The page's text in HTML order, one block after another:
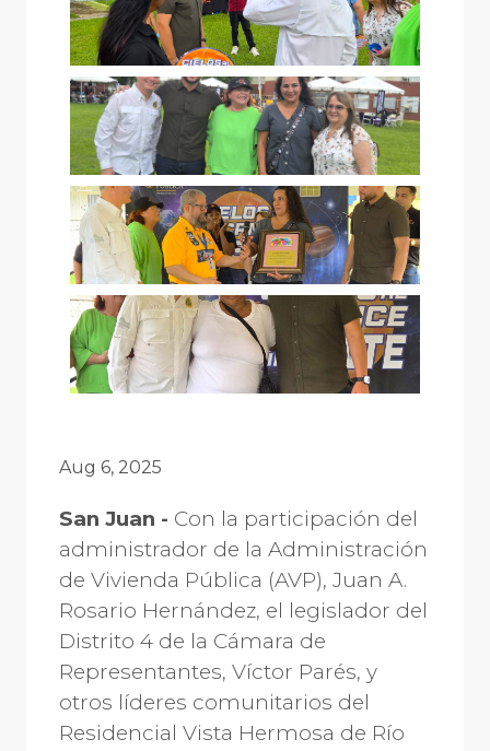
Aug 6, 2025
San Juan - Con la participación del
administrador de la Administración
de Vivienda Pública (AVP), Juan A.
Rosario Hernández, el legislador del
Distrito 4 de la Cámara de
Representantes, Víctor Parés, y
otros líderes comunitarios del
Residencial Vista Hermosa de Río